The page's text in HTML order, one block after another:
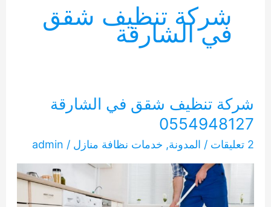
شركة تنظيف شقق
في الشارقة
شركة تنظيف شقق في الشارقة
0554948127
2 تعليقات / المدونة, خدمات نظافة منازل /
admin